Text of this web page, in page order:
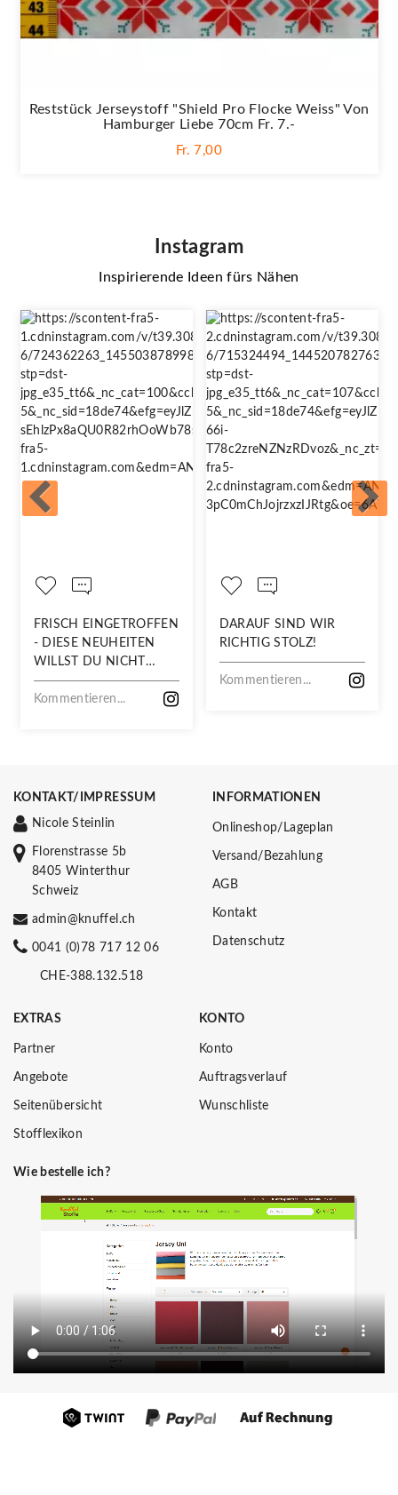
Reststück Jerseystoff "Shield Pro Flocke Weiss" Von
Hamburger Liebe 70cm Fr. 7.-
Fr. 7,00
Instagram
Inspirierende Ideen fürs Nähen
FRISCH EINGETROFFEN
- DIESE NEUHEITEN
WILLST DU NICHT
VERPASSEN!
Kommentieren...
DARAUF SIND WIR
RICHTIG STOLZ!
Kommentieren...
KONTAKT/IMPRESSUM
Nicole Steinlin
Florenstrasse 5b
8405 Winterthur
Schweiz
admin@knuffel.ch
0041 (0)78 717 12 06
CHE-388.132.518
INFORMATIONEN
Onlineshop/Lageplan
Versand/Bezahlung
AGB
Kontakt
Datenschutz
EXTRAS
Partner
Angebote
Seitenübersicht
Stofflexikon
KONTO
Konto
Auftragsverlauf
Wunschliste
Wie bestelle ich?